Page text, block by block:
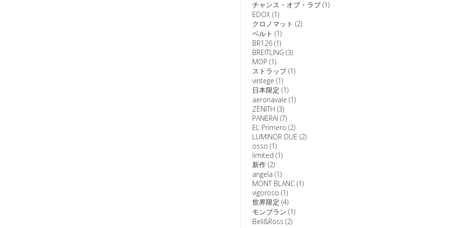
チャンス・オブ・ラブ (1)
EDOX (1)
クロノマット (2)
ベルト (1)
BR126 (1)
BREITLING (3)
MOP (1)
ストラップ(1)
vintege (1)
日本限定 (1)
aeronavale (1)
ZENITH (3)
PANERAI (7)
EL Primero (2)
LUMINOR DUE (2)
osso (1)
limited (1)
新作 (2)
angela (1)
MONT BLANC (1)
vigoroso (1)
世界限定 (4)
モンブラン (1)
Bell&Ross (2)